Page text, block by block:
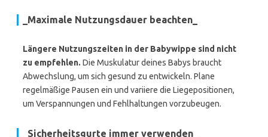
_Maximale Nutzungsdauer beachten_
Längere Nutzungszeiten in der Babywippe sind nicht
zu empfehlen. Die Muskulatur deines Babys braucht
Abwechslung, um sich gesund zu entwickeln. Plane
regelmäßige Pausen ein und variiere die Liegepositionen,
um Verspannungen und Fehlhaltungen vorzubeugen.
_Sicherheitsgurte immer verwenden_